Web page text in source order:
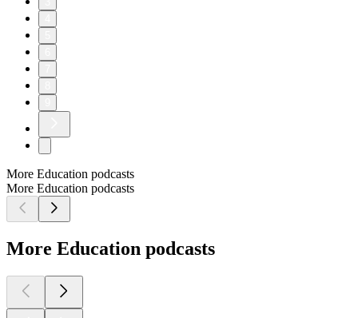
More Education podcasts
More Education podcasts
More Education podcasts